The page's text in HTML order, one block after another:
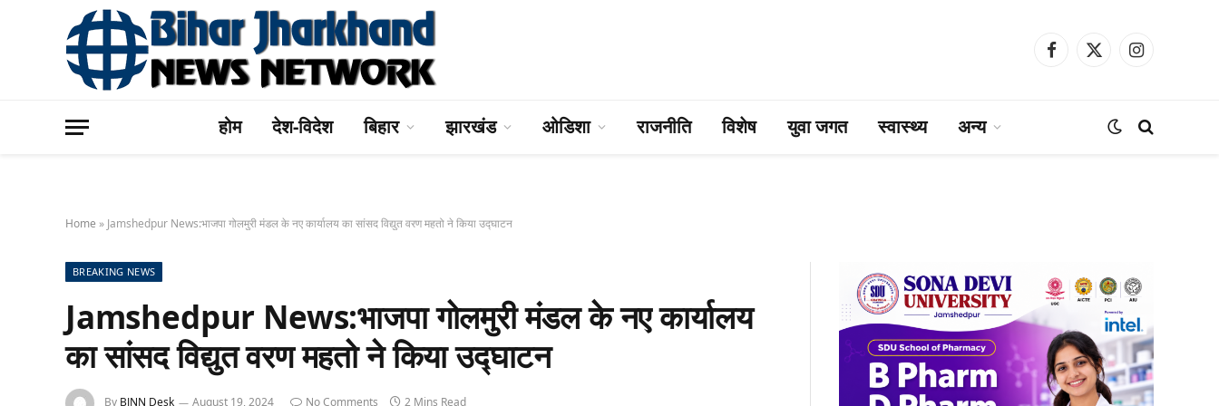
Facebook
X
Instagram
होम देश-विदेश बिहार झारखंड ओडिशा राजनीति विशेष युवा जगत स्वास्थ्य अन्य
Home » Jamshedpur News:भाजपा गोलमुरी मंडल के नए कार्यालय का सांसद विद्युत वरण महतो ने किया उद्घाटन
BREAKING NEWS
Jamshedpur News:भाजपा गोलमुरी मंडल के नए कार्यालय
का सांसद विद्युत वरण महतो ने किया उद्घाटन
By BJNN Desk August 19, 2024 No Comments 2 Mins Read